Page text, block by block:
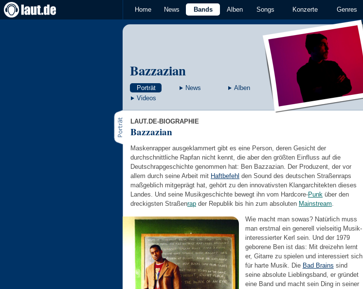
Home News Bands Alben Songs Konzerte Genres
Bazzazian
Porträt News
Alben
Videos
LAUT.DE-BIOGRAPHIE
Bazzazian
Maskenrapper ausgeklammert gibt es eine Person, deren Gesicht der
durchschnittliche Rapfan nicht kennt, die aber den größten Einfluss auf die
Deutschrapgeschichte genommen hat: Ben Bazzazian. Der Produzent, der vor
allem durch seine Arbeit mit Haftbefehl den Sound des deutschen Straßenraps
maßgeblich mitgeprägt hat, gehört zu den innovativsten Klangarchitekten dieses
Landes. Und seine Musikgeschichte bewegt ihn vom Hardcore-Punk über den
dreckigsten Straßenrap der Republik bis hin zum absoluten Mainstream.
Wie macht man sowas? Natürlich muss
man erstmal ein generell vielseitig Musik-
interessierter Kerl sein. Und der 1979
geborene Ben ist das: Mit dreizehn lernt
er, Gitarre zu spielen und interessiert sich
für harte Musik. Die Bad Brains sind
seine absolute Lieblingsband, er gründet
eine Band und macht sein Ding in seiner